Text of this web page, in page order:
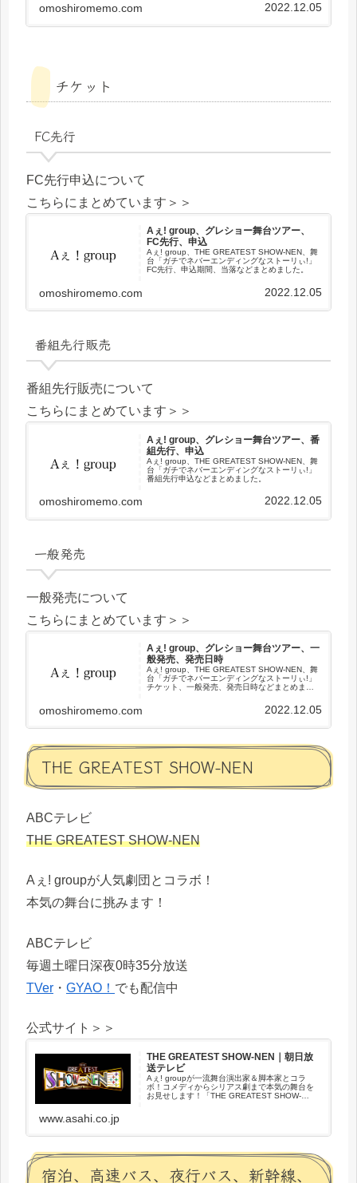
omoshiromemo.com 2022.12.05
チケット
FC先行
FC先行申込について
こちらにまとめています＞＞
Aぇ! group、グレショー舞台ツアー、
FC先行、申込
Aぇ! group、THE GREATEST SHOW-NEN、舞
台「ガチでネバーエンディングなストーリぃ!」
FC先行、申込期間、当落などまとめました。
omoshiromemo.com 2022.12.05
番組先行販売
番組先行販売について
こちらにまとめています＞＞
Aぇ! group、グレショー舞台ツアー、番
組先行、申込
Aぇ! group、THE GREATEST SHOW-NEN、舞
台「ガチでネバーエンディングなストーリぃ!」
番組先行申込などまとめました。
omoshiromemo.com 2022.12.05
一般発売
一般発売について
こちらにまとめています＞＞
Aぇ! group、グレショー舞台ツアー、一
般発売、発売日時
Aぇ! group、THE GREATEST SHOW-NEN、舞
台「ガチでネバーエンディングなストーリぃ!」
チケット、一般発売、発売日時などまとめまし
omoshiromemo.com 2022.12.05
THE GREATEST SHOW-NEN
ABCテレビ
THE GREATEST SHOW-NEN
Aぇ! groupが人気劇団とコラボ！
本気の舞台に挑みます！
ABCテレビ
毎週土曜日深夜0時35分放送
TVer ・ GYAO！ でも配信中
公式サイト＞＞
THE GREATEST SHOW-NEN｜朝日放
送テレビ
Aぇ! groupが一流舞台演出家＆脚本家とコラ
ボ！コメディからシリアス劇まで本気の舞台を
お見せします！「THE GREATEST SHOW-
www.asahi.co.jp
宿泊、高速バス、夜行バス、新幹線、